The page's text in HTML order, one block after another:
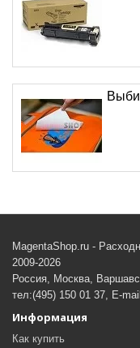
MagentaShop.ru -
2009-2026
Россия, Москва,
тел:(495) 150 01 37, E-
Информация
Как купить